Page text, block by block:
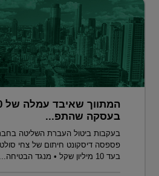
בעסקה שהתפ...
בעקבות ביטול העברת השליטה
פספסה דיסקונט חיתום של צחי
בעד 10 מיליון שקל • מנגד הבטיחה...